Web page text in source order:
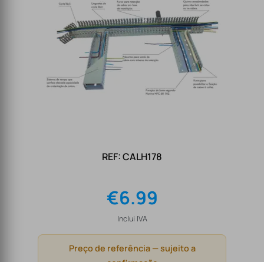
REF: CALH178
€6.99
Inclui IVA
Preço de referência — sujeito a